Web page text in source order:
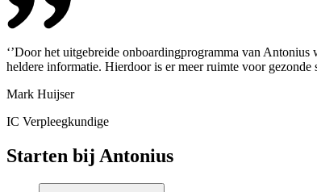
‘’Door het uitgebreide onboardingprogramma van
heldere informatie. Hierdoor is er meer ruimte voor gezonde
Mark Huijser
IC Verpleegkundige
Starten bij Antonius